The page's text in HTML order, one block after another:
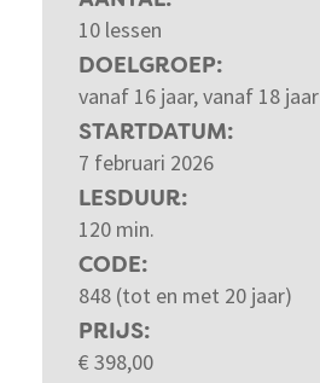
10 lessen
DOELGROEP
vanaf 16 jaar, vanaf 18 jaar
STARTDATUM
7 februari 2026
LESDUUR
120 min.
CODE
848 (tot en met 20 jaar)
PRIJS
€ 398,00